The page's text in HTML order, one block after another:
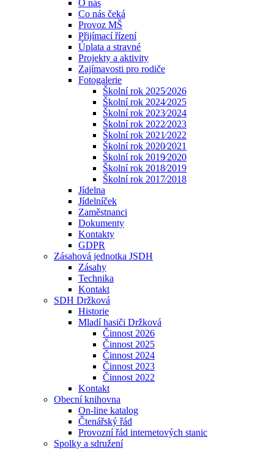
O nás
Co nás čeká
Provoz MŠ
Přijímací řízení
Úplata a stravné
Projekty a aktivity
Zajímavosti pro rodiče
Fotogalerie
Školní rok 2025⁄2026
Školní rok 2024⁄2025
Školní rok 2023⁄2024
Školní rok 2022⁄2023
Školní rok 2021⁄2022
Školní rok 2020⁄2021
Školní rok 2019⁄2020
Školní rok 2018⁄2019
Školní rok 2017⁄2018
Jídelna
Jídelníček
Zaměstnanci
Dokumenty
Kontakty
GDPR
Zásahová jednotka JSDH
Zásahy
Technika
Kontakt
SDH Držková
Historie
Mladí hasiči Držková
Činnost 2026
Činnost 2025
Činnost 2024
Činnost 2023
Činnost 2022
Kontakt
Obecní knihovna
On-line katalog
Čtenářský řád
Provozní řád internetových stanic
Spolky a sdružení